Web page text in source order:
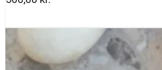
cream
Fusion
meso
antal